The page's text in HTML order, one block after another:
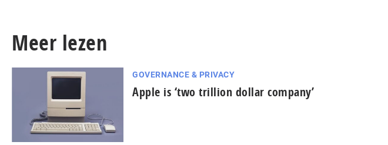
Meer lezen
GOVERNANCE & PRIVACY
Apple is ‘two trillion dollar company’